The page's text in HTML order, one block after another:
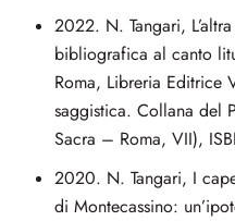
2022. N. Tangari,
bibliografica al canto
Roma, Libreria Editrice
saggistica. Collana del
Sacra – Roma, VII),
2020. N. Tangari, I
di Montecassino: